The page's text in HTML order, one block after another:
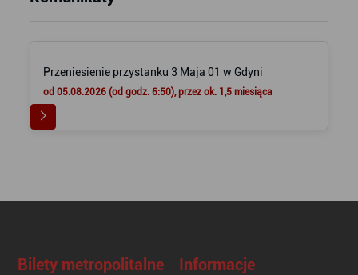
Przeniesienie przystanku 3 Maja 01 w Gdyni
od 05.08.2026 (od godz. 6:50), przez ok. 1,5 miesiąca
Bilety metropolitalne Informacje